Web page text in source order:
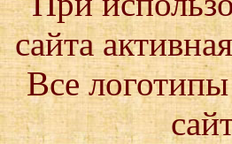
сайта
Все